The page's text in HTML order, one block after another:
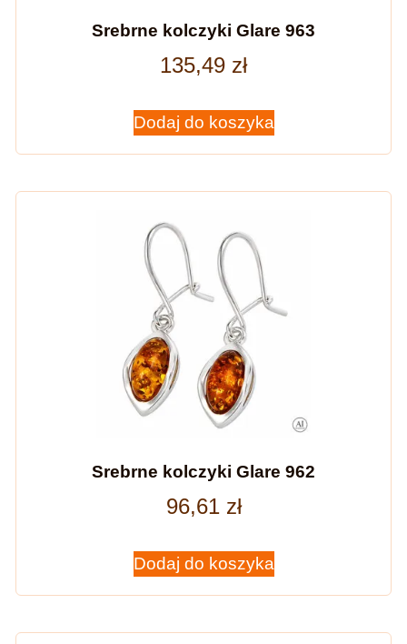
Srebrne kolczyki Glare 963
135,49 zł
Dodaj do koszyka
Srebrne kolczyki Glare 962
96,61 zł
Dodaj do koszyka